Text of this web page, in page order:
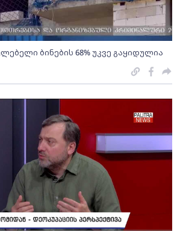
ბინების 68% უკვე გაყიდულია